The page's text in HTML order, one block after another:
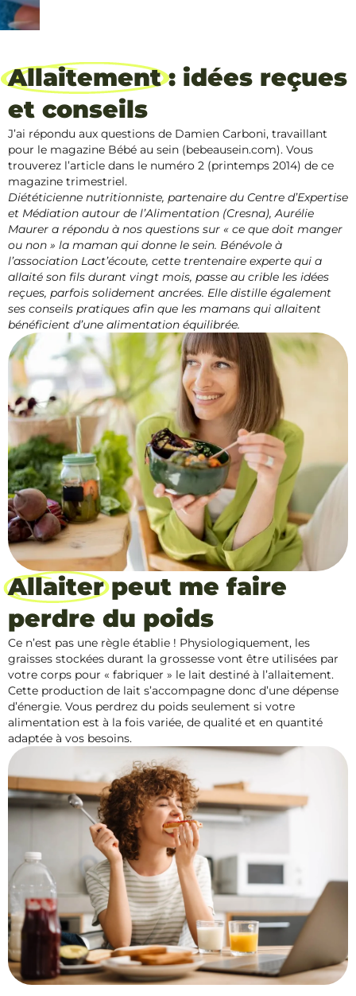
Allaitement: idées reçues
et conseils
J’ai répondu aux questions de Damien Carboni, travaillant
pour le magazine Bébé au sein (bebeausein.com). Vous
trouverez l’article dans le numéro 2 (printemps 2014) de ce
magazine trimestriel.
Diététicienne nutritionniste, partenaire du Centre d’Expertise
et Médiation autour de l’Alimentation (Cresna), Aurélie
Maurer a répondu à nos questions sur « ce que doit manger
ou non » la maman qui donne le sein. Bénévole à
l’association Lact’écoute, cette trentenaire experte qui a
allaité son fils durant vingt mois, passe au crible les idées
reçues, parfois solidement ancrées. Elle distille également
ses conseils pratiques afin que les mamans qui allaitent
bénéficient d’une alimentation équilibrée.
Allaiterpeut me faire
perdre du poids
Ce n’est pas une règle établie ! Physiologiquement, les
graisses stockées durant la grossesse vont être utilisées par
votre corps pour « fabriquer » le lait destiné à l’allaitement.
Cette production de lait s’accompagne donc d’une dépense
d’énergie. Vous perdrez du poids seulement si votre
alimentation est à la fois variée, de qualité et en quantité
adaptée à vos besoins.